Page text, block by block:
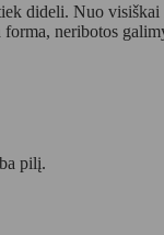
dideli. Nuo
neribotos
pilį.